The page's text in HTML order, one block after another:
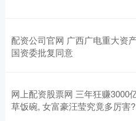
配资公司官网 广西广电重大资
国资委批复同意
网上配资股票网 三年狂赚3000
草饭碗, 女富豪汪莹究竟多厉害?